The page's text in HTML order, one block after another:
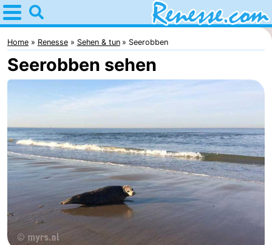
Home
Renesse
Tipps
Appartements
Port
Greve
-
Zeeuwse
Campingplätze
Home Renesse Sehen & tun Seerobben
Seerobben sehen